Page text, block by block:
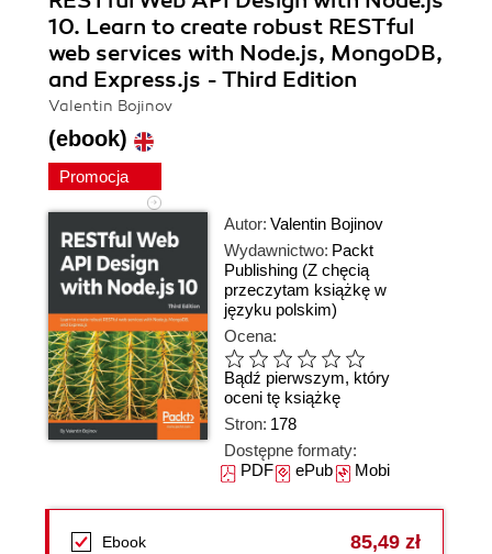
10. Learn to create robust RESTful
web services with Node.js, MongoDB,
and Express.js - Third Edition
Valentin Bojinov
(ebook)
Promocja
Autor: Valentin Bojinov
Wydawnictwo: Packt
Publishing (Z chęcią
przeczytam książkę w
języku polskim)
Ocena:
Bądź pierwszym, który
oceni tę książkę
Stron: 178
Dostępne formaty:
PDFePubMobi
Ebook 85,49 zł